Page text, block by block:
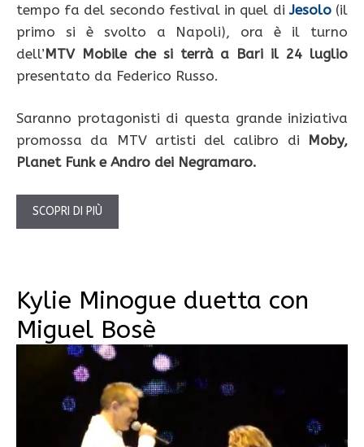
tempo fa del secondo festival in quel diJesolo(il
primo si è svolto a Napoli), ora è il turno
dell’MTV Mobile che si terrà a Bari il 24 luglio
presentato da Federico Russo.
Saranno protagonisti di questa grande iniziativa
promossa da MTV artisti del calibro di Moby,
Planet Funk e Andro dei Negramaro.
SCOPRI DI PIÙ
Kylie Minogue duetta con
Miguel Bosè